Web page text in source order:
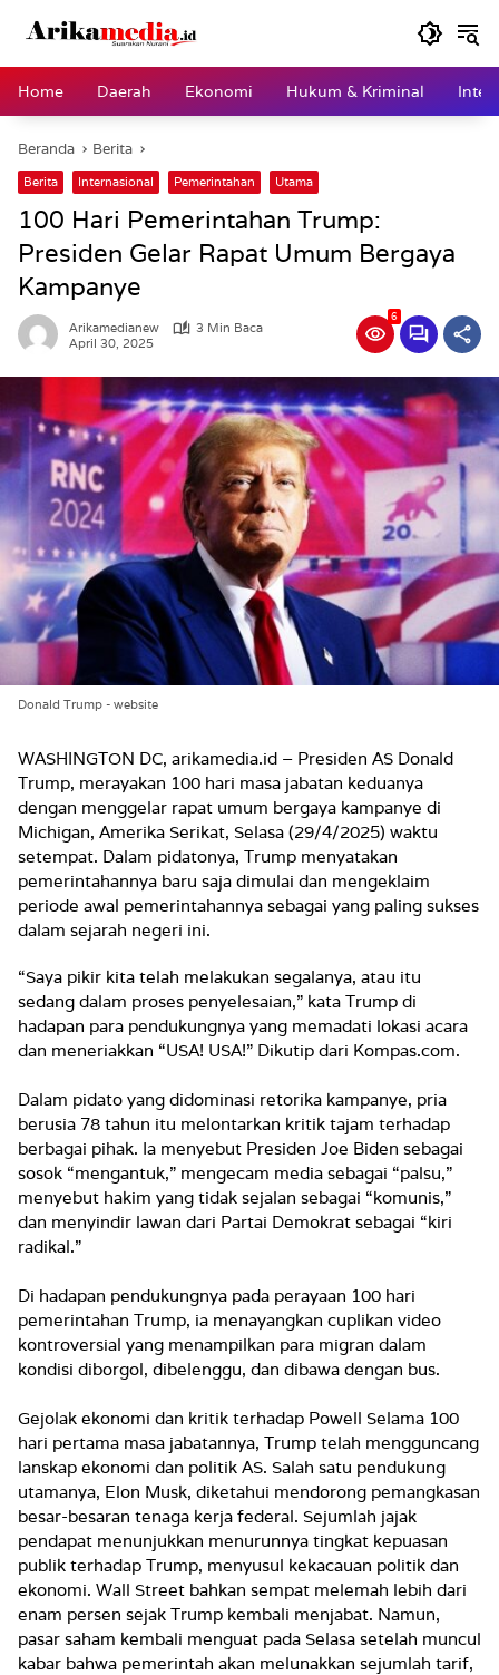
Home
Daerah Ekonomi Hukum & Kriminal
Beranda Berita
Berita Internasional Pemerintahan Utama
100 Hari Pemerintahan Trump:
Presiden Gelar Rapat Umum Bergaya
Kampanye
Arikamedianew
3 Min Baca
April 30, 2025
6
Donald Trump - website
WASHINGTON DC, arikamedia.id – Presiden AS Donald
Trump, merayakan 100 hari masa jabatan keduanya
dengan menggelar rapat umum bergaya kampanye di
Michigan, Amerika Serikat, Selasa (29/4/2025) waktu
setempat. Dalam pidatonya, Trump menyatakan
pemerintahannya baru saja dimulai dan mengeklaim
periode awal pemerintahannya sebagai yang paling sukses
dalam sejarah negeri ini.
“Saya pikir kita telah melakukan segalanya, atau itu
sedang dalam proses penyelesaian,” kata Trump di
hadapan para pendukungnya yang memadati lokasi acara
dan meneriakkan “USA! USA!” Dikutip dari Kompas.com.
Dalam pidato yang didominasi retorika kampanye, pria
berusia 78 tahun itu melontarkan kritik tajam terhadap
berbagai pihak. Ia menyebut Presiden Joe Biden sebagai
sosok “mengantuk,” mengecam media sebagai “palsu,”
menyebut hakim yang tidak sejalan sebagai “komunis,”
dan menyindir lawan dari Partai Demokrat sebagai “kiri
radikal.”
Di hadapan pendukungnya pada perayaan 100 hari
pemerintahan Trump, ia menayangkan cuplikan video
kontroversial yang menampilkan para migran dalam
kondisi diborgol, dibelenggu, dan dibawa dengan bus.
Gejolak ekonomi dan kritik terhadap Powell Selama 100
hari pertama masa jabatannya, Trump telah mengguncang
lanskap ekonomi dan politik AS. Salah satu pendukung
utamanya, Elon Musk, diketahui mendorong pemangkasan
besar-besaran tenaga kerja federal. Sejumlah jajak
pendapat menunjukkan menurunnya tingkat kepuasan
publik terhadap Trump, menyusul kekacauan politik dan
ekonomi. Wall Street bahkan sempat melemah lebih dari
enam persen sejak Trump kembali menjabat. Namun,
pasar saham kembali menguat pada Selasa setelah muncul
kabar bahwa pemerintah akan melunakkan sejumlah tarif,